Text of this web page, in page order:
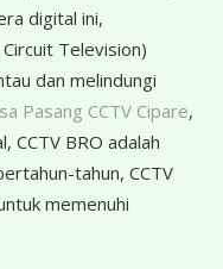
digital ini,
Television)
dan melindungi
Pasang CCTV Cipare,
CCTV BRO adalah
tahun, CCTV
memenuhi